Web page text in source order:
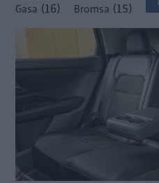
Gasa (16) Bromsa (15)